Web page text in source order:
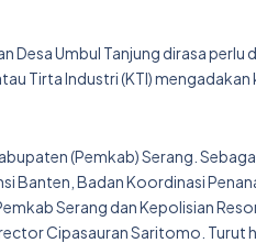
Desa Umbul Tanjung dirasa perlu
Tirta Industri (KTI) mengadakan
(Pemkab) Serang.
Banten, Badan Koordinasi
Serang dan Kepolisian
Cipasauran Saritomo. Turut